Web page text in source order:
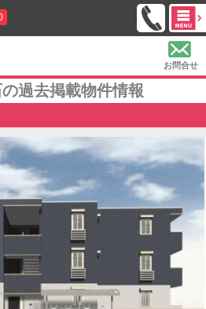
お問合せ
過去掲載物件情報